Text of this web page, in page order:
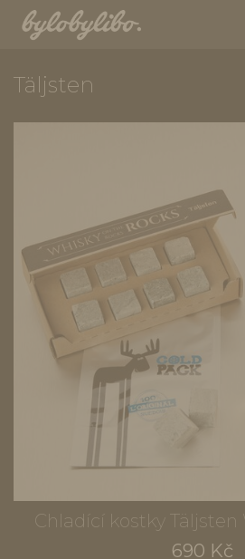
Täljsten
Chladící kostky Täljsten
690 Kč